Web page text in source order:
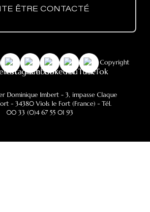
ÊTRE CONTACTÉ
RGPD - Politique des cookies- © Copyright
Dominique Imbert- 3, impasse Claque
- 34380 Viols le Fort (France) - Tél.
00 33 (0)4 67 55 01 93